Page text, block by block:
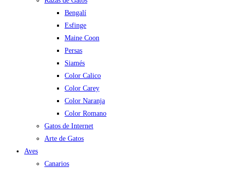
Bengalí
Esfinge
Maine Coon
Persas
Siamés
Color Calico
Color Carey
Color Naranja
Color Romano
Gatos de Internet
Arte de Gatos
Aves
Canarios